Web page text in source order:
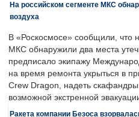
На российском сегменте МКС
воздуха
В «Роскосмосе» сообщили, что
МКС обнаружили два места
предписало экипажу
на время ремонта укрыться в
Crew Dragon, надеть
возможной экстренной
Ракета компании Безоса